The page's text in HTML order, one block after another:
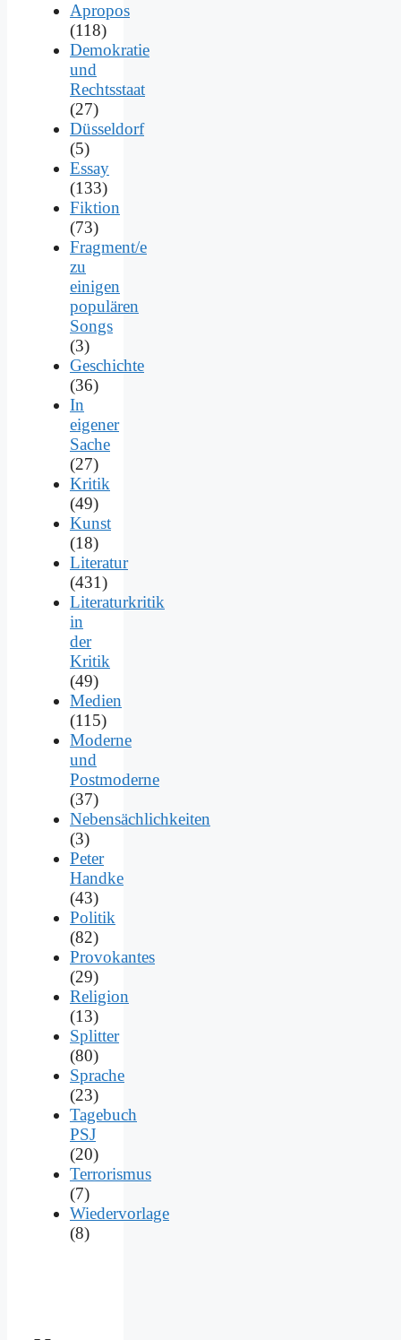
Apropos
(118)
Demokratie
und
Rechtsstaat
(27)
Düsseldorf
(5)
Essay
(133)
Fiktion
(73)
Fragment/e
zu
einigen
populären
Songs
(3)
Geschichte
(36)
In
eigener
Sache
(27)
Kritik
(49)
Kunst
(18)
Literatur
(431)
Literaturkritik
in
der
Kritik
(49)
Medien
(115)
Moderne
und
Postmoderne
(37)
Nebensächlichkeiten
(3)
Peter
Handke
(43)
Politik
(82)
Provokantes
(29)
Religion
(13)
Splitter
(80)
Sprache
(23)
Tagebuch
PSJ
(20)
Terrorismus
(7)
Wiedervorlage
(8)